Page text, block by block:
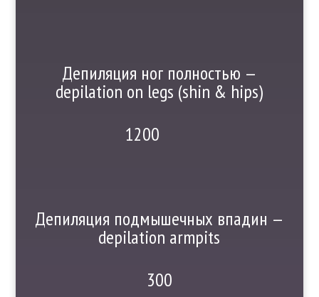
Депиляция ног полностью —
depilation on legs (shin & hips)
1200
Депиляция подмышечных впадин —
depilation armpits
300